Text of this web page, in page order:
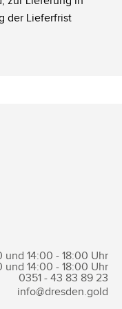
der Lieferfrist
und 14:00 - 18:00 Uhr
und 14:00 - 18:00 Uhr
0351 - 43 83 89 23
info@dresden.gold